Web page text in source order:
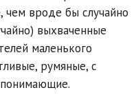
вроде бы случайно
выхваченные
маленького
румяные, с